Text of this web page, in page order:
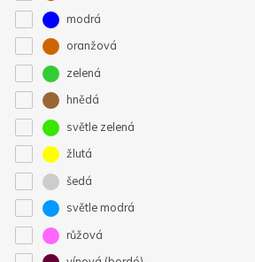
modrá
oranžová
zelená
hnědá
světle zelená
žlutá
šedá
světle modrá
růžová